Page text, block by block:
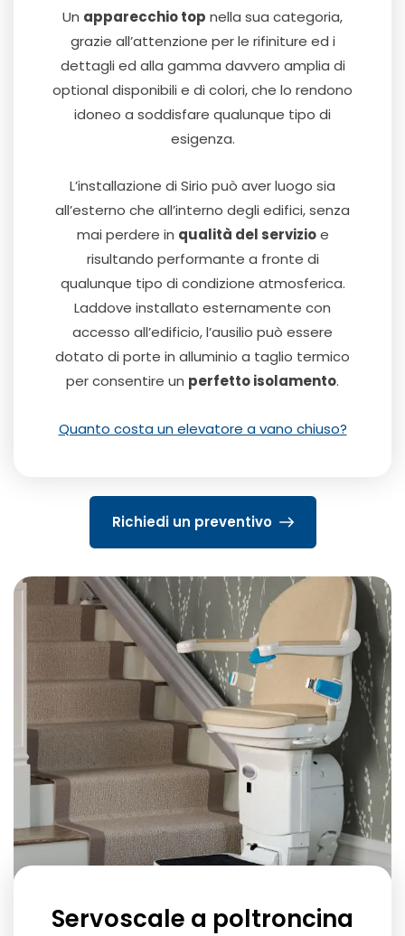
Un apparecchio top nella sua categoria,
grazie all’attenzione per le rifiniture ed i
dettagli ed alla gamma davvero amplia di
optional disponibili e di colori, che lo rendono
idoneo a soddisfare qualunque tipo di
esigenza.
L’installazione di Sirio può aver luogo sia
all’esterno che all’interno degli edifici, senza
mai perdere in qualità del servizioe
risultando performante a fronte di
qualunque tipo di condizione atmosferica.
Laddove installato esternamente con
accesso all’edificio, l’ausilio può essere
dotato di porte in alluminio a taglio termico
per consentire un perfetto isolamento.
Quanto costa un elevatore a vano chiuso?
Richiedi un preventivo
Servoscale a poltroncina